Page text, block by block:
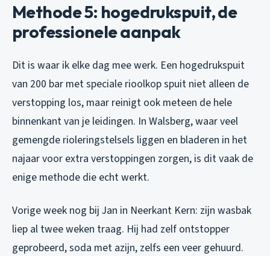
Methode 5: hogedrukspuit, de
professionele aanpak
Dit is waar ik elke dag mee werk. Een hogedrukspuit
van 200 bar met speciale rioolkop spuit niet alleen de
verstopping los, maar reinigt ook meteen de hele
binnenkant van je leidingen. In Walsberg, waar veel
gemengde rioleringstelsels liggen en bladeren in het
najaar voor extra verstoppingen zorgen, is dit vaak de
enige methode die echt werkt.
Vorige week nog bij Jan in Neerkant Kern: zijn wasbak
liep al twee weken traag. Hij had zelf ontstopper
geprobeerd, soda met azijn, zelfs een veer gehuurd.